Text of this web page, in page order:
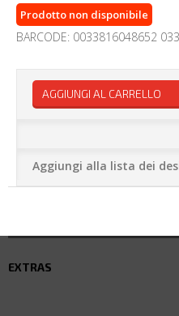
Prodotto non disponibile
BARCODE: 0033816048652
AGGIUNGI AL CARRELLO
Aggiungi alla lista dei
EXTRAS